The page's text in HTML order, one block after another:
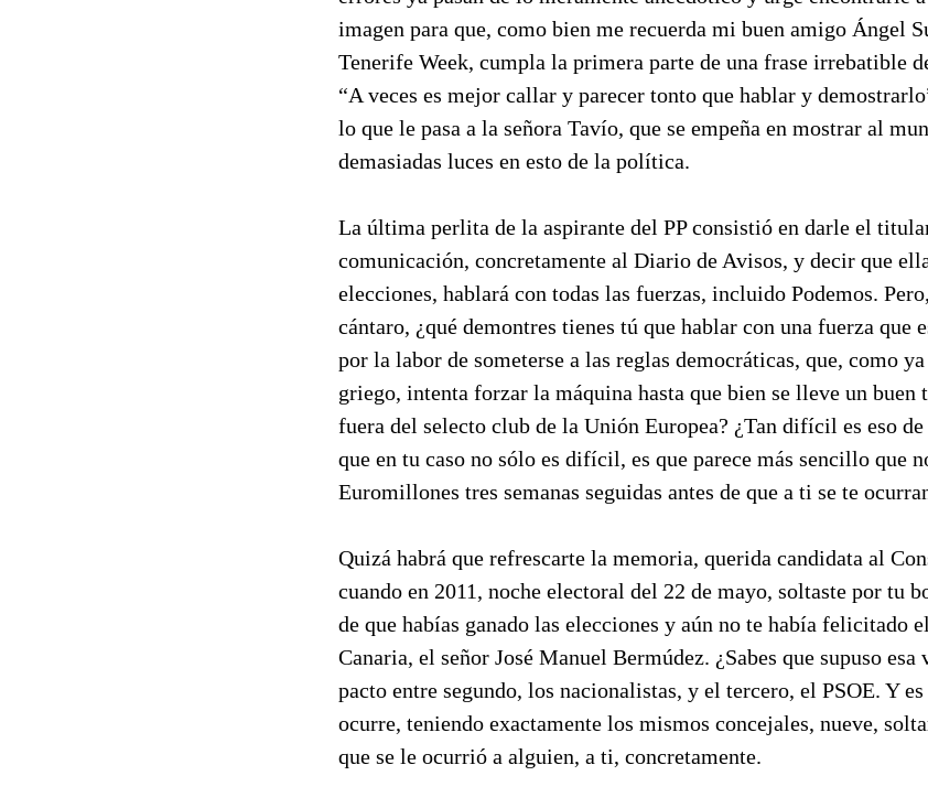
imagen para que, como bien me recuerda mi buen amigo Ángel
Tenerife Week, cumpla la primera parte de una frase irrebatible
“A veces es mejor callar y parecer tonto que hablar y
lo que le pasa a la señora Tavío, que se empeña en mostrar al
demasiadas luces en esto de la política.
La última perlita de la aspirante del PP consistió en darle el
comunicación, concretamente al Diario de Avisos, y decir que
elecciones, hablará con todas las fuerzas, incluido Podemos.
cántaro, ¿qué demontres tienes tú que hablar con una fuerza que
por la labor de someterse a las reglas democráticas, que, como
griego, intenta forzar la máquina hasta que bien se lleve un buen
fuera del selecto club de la Unión Europea? ¿Tan difícil es eso
que en tu caso no sólo es difícil, es que parece más sencillo que
Euromillones tres semanas seguidas antes de que a ti se te
Quizá habrá que refrescarte la memoria, querida candidata al
cuando en 2011, noche electoral del 22 de mayo, soltaste por tu
de que habías ganado las elecciones y aún no te había felicitado
Canaria, el señor José Manuel Bermúdez. ¿Sabes que supuso esa
pacto entre segundo, los nacionalistas, y el tercero, el PSOE. Y
ocurre, teniendo exactamente los mismos concejales, nueve,
que se le ocurrió a alguien, a ti, concretamente.